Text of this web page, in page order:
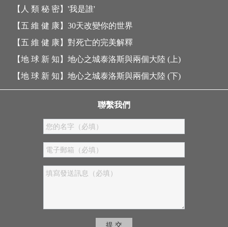
【人 類 秘 密】 '我是誰'
【五 維 健 康】 30天改變你的世界
【五 維 健 康】 對死亡的完美解釋
【地 球 新 知】 地心之城泰洛斯與兩個大陸 (上)
【地 球 新 知】 地心之城泰洛斯與兩個大陸 (下)
聯繫我們
提 交